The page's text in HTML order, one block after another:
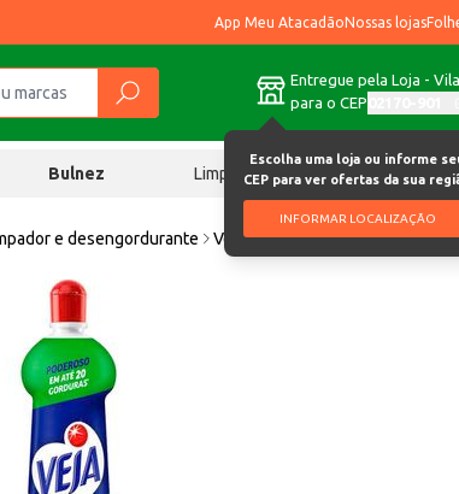
App Meu AtacadãoNossas lojas
Entregue pela Loja -
para o CEP
Escolha uma loja ou informe
CEP para ver ofertas da sua
INFORMAR LOCALIZAÇÃO
Bulnez Limpeza Chocolates
e desengordurante Veja Desengordura Rápido